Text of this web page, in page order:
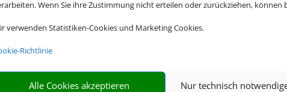
Wenn Sie ihre Zustimmung nicht erteilen oder zurückziehen,
verwenden Statistiken-Cookies und Marketing Cookies.
Richtlinie
Alle Cookies akzeptieren Nur technisch
bei Tastaturnutzung
auf unserer Website ist logisch und entspricht dem
werden interaktive Elemente in einer nachvollziehbaren
effizient und ohne Verwirrung durch die Inhalte geführt